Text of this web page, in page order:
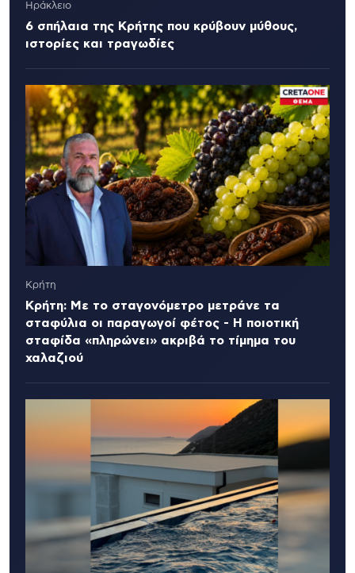
Ηράκλειο
6 σπήλαια της Κρήτης που κρύβουν μύθους,
ιστορίες και τραγωδίες
Κρήτη
Κρήτη: Με το σταγονόμετρο μετράνε τα
σταφύλια οι παραγωγοί φέτος - Η ποιοτική
σταφίδα «πληρώνει» ακριβά το τίμημα του
χαλαζιού